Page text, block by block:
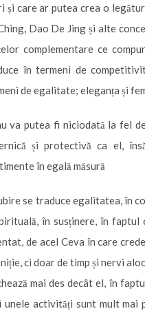
și care ar putea crea o
Dao De Jing și alte
complementare ce
în termeni de
de egalitate; eleganța și
va putea fi niciodată la fel
și protectivă ca el,
în egală măsură
se traduce egalitatea, în
în susținere, în
de acel Ceva în care
ci doar de timp și nervi
mai des decât el, în
unele activități sunt mult mai